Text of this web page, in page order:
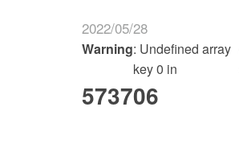
2022/05/28
Warning: Undefined array
key 0 in
573706